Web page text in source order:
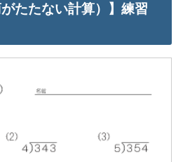
たたない計算）】練習